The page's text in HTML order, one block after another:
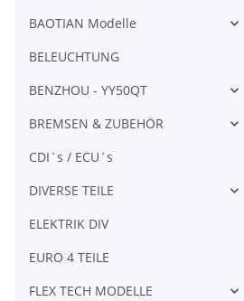
BAOTIAN Modelle
BELEUCHTUNG
BENZHOU - YY50QT
BREMSEN & ZUBEHÖR
CDI´s / ECU´s
DIVERSE TEILE
ELEKTRIK DIV
EURO 4 TEILE
FLEX TECH MODELLE